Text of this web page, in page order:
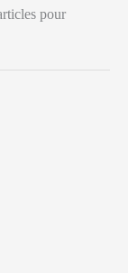
pour